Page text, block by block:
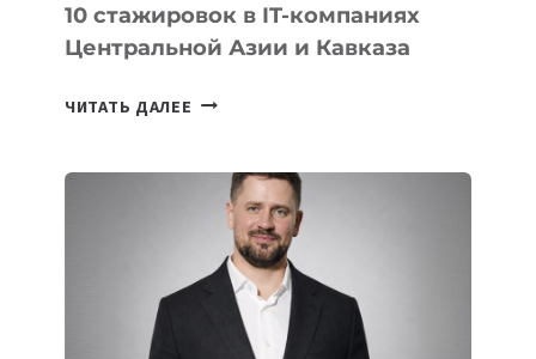
10 стажировок в IT-компаниях
Центральной Азии и Кавказа
ЧИТАТЬ ДАЛЕЕ 10
КОМПАНИЯХ
ЦЕНТРАЛЬНОЙ
АЗИИ
КАВКАЗА